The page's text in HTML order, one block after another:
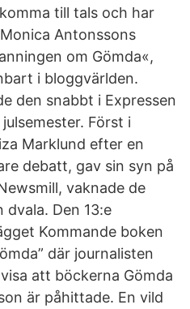
till tals och har
Antonssons
om Gömda«,
i bloggvärlden.
den snabbt i Expressen
Först i
Marklund efter en
debatt, gav sin syn på
vaknade de
dvala. Den 13:e
Kommande boken
där journalisten
att böckerna Gömda
är påhittade. En vild